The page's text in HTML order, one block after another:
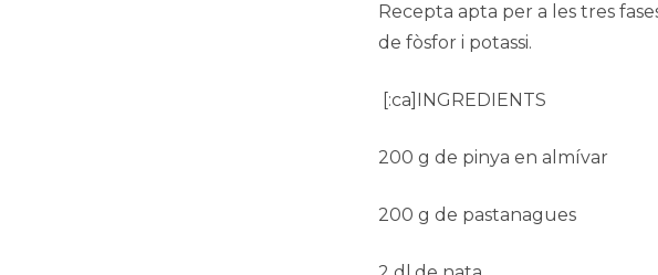
Recepta apta per a les tres
de fòsfor i potassi.
[:ca]INGREDIENTS
200 g de pinya en almívar
200 g de pastanagues